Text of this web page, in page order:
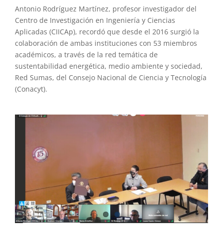
Antonio Rodríguez Martínez, profesor investigador del
Centro de Investigación en Ingeniería y Ciencias
Aplicadas (CIICAp), recordó que desde el 2016 surgió la
colaboración de ambas instituciones con 53 miembros
académicos, a través de la red temática de
sustentabilidad energética, medio ambiente y sociedad,
Red Sumas, del Consejo Nacional de Ciencia y Tecnología
(Conacyt).